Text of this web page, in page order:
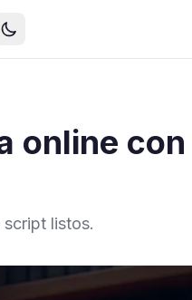
online
listos.